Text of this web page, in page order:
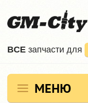
ВCE запчасти для
МЕНЮ